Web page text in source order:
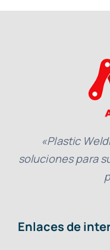
«Plastic
soluciones para
Enlaces de